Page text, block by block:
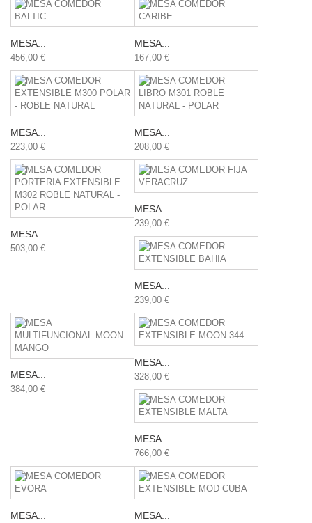
MESA...
456,00 €
MESA...
167,00 €
MESA...
223,00 €
MESA...
208,00 €
MESA...
503,00 €
MESA...
239,00 €
MESA...
239,00 €
MESA...
384,00 €
MESA...
328,00 €
MESA...
766,00 €
MESA... MESA...